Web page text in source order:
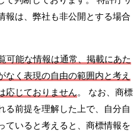
報は、弊社も非公開とする場合
可能な情報は通常、掲載にあた
なく表現の自由の範囲内と考え
応じておりません。 なお、商標
る前提を理解した上で、自分自
ていると考えると、商標情報を